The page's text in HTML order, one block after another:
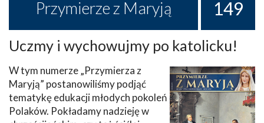
Przymierze z Maryją 149
Uczmy i wychowujmy po katolicku!
W tym numerze „Przymierza z
Maryją” postanowiliśmy podjąć
tematykę edukacji młodych pokoleń
Polaków. Pokładamy nadzieję w